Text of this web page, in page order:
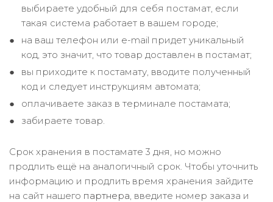
выбираете удобный для себя постамат, если
такая система работает в вашем городе;
на ваш телефон или e-mail придет уникальный
код, это значит, что товар доставлен в постамат;
вы приходите к постамату, вводите полученный
код и следует инструкциям автомата;
оплачиваете заказ в терминале постамата;
забираете товар.
Срок хранения в постамате 3 дня, но можно
продлить ещё на аналогичный срок. Чтобы уточнить
информацию и продлить время хранения зайдите
на сайт нашего партнера, введите номер заказа и